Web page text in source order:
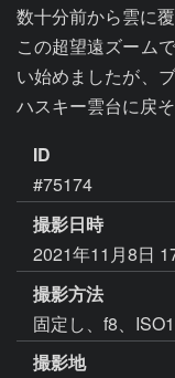
数十分前から雲に
この超望遠ズーム
い始めましたが、
ハスキー雲台に戻
ID
#75174
撮影日時
2021年11月8日
撮影方法
固定し、f8、
撮影地